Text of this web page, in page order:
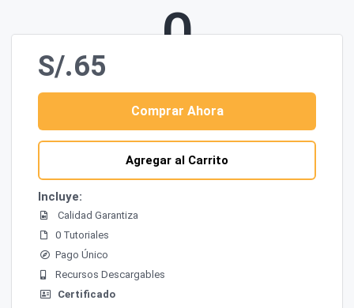
0
Comentarios
S/.65
Comprar Ahora
Agregar al Carrito
Incluye:
Calidad Garantiza
0 Tutoriales
Pago Único
Recursos Descargables
Certificado